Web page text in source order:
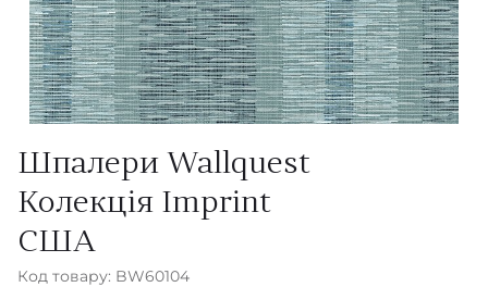
Шпалери Wallquest
Колекція Imprint
США
Код товару: BW60104